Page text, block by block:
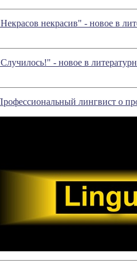
некрасив" - новое в
- новое в
лингвист о